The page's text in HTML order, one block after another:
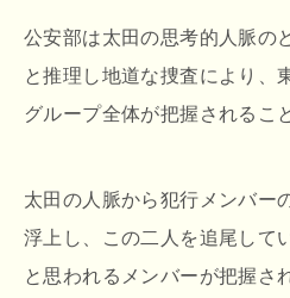
公安部は太田の思考的人脈の
と推理し地道な捜査により、
グループ全体が把握されるこ
太田の人脈から犯行メンバー
浮上し、この二人を追尾して
と思われるメンバーが把握さ